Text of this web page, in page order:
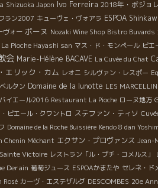
Shizuoka Japon Ivo Ferreira 2018年・ボジョ
ラン2007 キューヴェ・ヴォアラ ESPOA
ォー ボーヌ Nozaki Wine Shop Bistro Buvards
La Pioche Hayashi san マス・ド・モンペール ピエ
会 Marie-Hélène BACAVE La Cuvée du Chat
エリック・カム レオニ シルヴァン・レスポー
ルタン Domaine de la lunotte LES
バイエール2016 Restaurant La Pioche ローヌ地方
ピエール・クワントロ ステファン・ティソ
Domaine de la Roche Buissière Kendo 8 dan
Méchant エクサン・プロヴァンス Jean-
Sainte Victoire レストラン「ル・プチ・コメルス」
Derain 葡萄ジュース ESPOAかまたや セレネ・ド
Rosé カーヴ・エステザルグ DESCOMBES 20e